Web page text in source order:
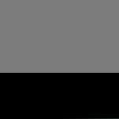
Hírek